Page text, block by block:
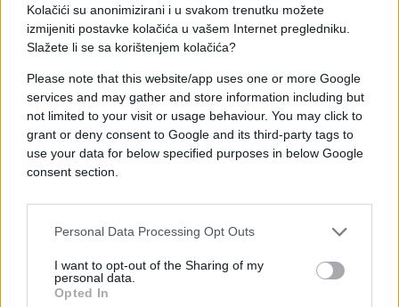
Kolačići su anonimizirani i u svakom trenutku možete
izmijeniti postavke kolačića u vašem Internet pregledniku.
Slažete li se sa korištenjem kolačića?
Please note that this website/app uses one or more Google
services and may gather and store information including but
not limited to your visit or usage behaviour. You may click to
grant or deny consent to Google and its third-party tags to
use your data for below specified purposes in below Google
consent section.
Personal Data Processing Opt Outs
I want to opt-out of the Sharing of my
personal data.
Opted In
I reprezentativac BiH na meti Modrih
pokrije reprezentativac BiH Jusuf Gazibegović, ali
njegov dolazak iz Sturma za sada je neizvjestan.
Njegova vrijednost je četiri miliona eura, a Dinamu
je to sada previše. Ipak, Dinamo želi igrača zbog
isključivo do 15. januara, pa j Modrima ostalo 10
dana ako žele da završe transfer našeg defanzivca.
Reprezentativac BiH želi doći u Dinamo i smatra da